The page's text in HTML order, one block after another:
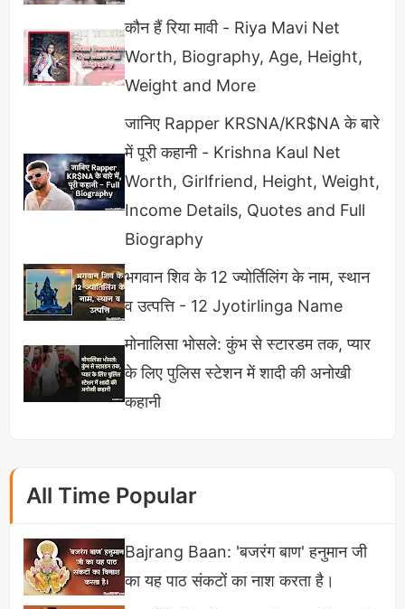
ऐसा कहकर उन्होंने इंटरव्यूअर को बताया की उन्हें शिक्षा संबंधित
विडियोज बनाना पसंद है पर जो भी वह राजनीति से संबंधित
विडियोज बनाते हैं वह सिर्फ मजबूरी या फिर माहौल को देखते हुए
बनाते हैं।
कौन हैं रिया मावी - Riya Mavi Net
Worth, Biography, Age, Height,
Weight and More
जानिए Rapper KRSNA/KR$NA के बारे
में पूरी कहानी - Krishna Kaul Net
Worth, Girlfriend, Height, Weight,
Income Details, Quotes and Full
Biography
भगवान शिव के 12 ज्योर्तिलिंग के नाम, स्थान
व उत्पत्ति - 12 Jyotirlinga Name
मोनालिसा भोसले: कुंभ से स्टारडम तक, प्यार
के लिए पुलिस स्टेशन में शादी की अनोखी
कहानी
All Time Popular
Bajrang Baan: 'बजरंग बाण' हनुमान जी
का यह पाठ संकटों का नाश करता है।